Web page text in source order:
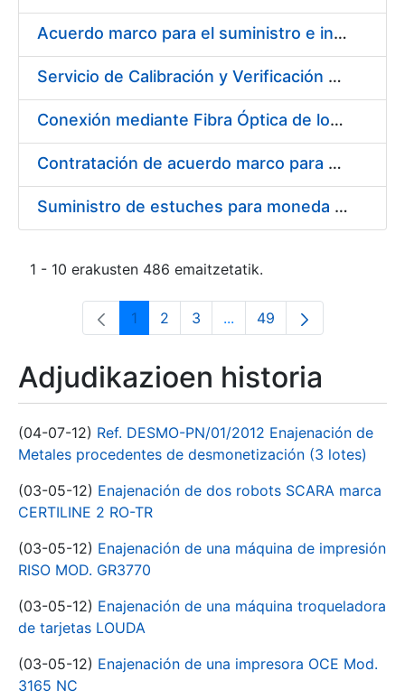
Acuerdo marco para el suministro e instalación de persianas, estores y otros complementos
Servicio de Calibración y Verificación Externa de los Equipos de Medición del Servicio de Prevención de la FNMT-RCM
Conexión mediante Fibra Óptica de los Centros de Proceso de Datos (CPDs) de las sedes de la FNMT-RCM de Burgos y Madrid
Contratación de acuerdo marco para el Suministro de Material de Electricidad para la Fábrica Nacional de Moneda y Timbre-Real Casa de la Moneda en su centro de trabajo de Burgos
Suministro de estuches para moneda de 30 €
1 - 10 erakusten 486 emaitzetatik.
Orrialdea
1 Orrialdea
2 Orrialdea
3 ...Intermediate Pages Use
Orrialdea
49
Adjudikazioen historia
(04-07-12) Ref. DESMO-PN/01/2012 Enajenación de
Metales procedentes de desmonetización (3 lotes)
(03-05-12) Enajenación de dos robots SCARA marca
CERTILINE 2 RO-TR
(03-05-12) Enajenación de una máquina de impresión
RISO MOD. GR3770
(03-05-12) Enajenación de una máquina troqueladora
de tarjetas LOUDA
(03-05-12) Enajenación de una impresora OCE Mod.
3165 NC